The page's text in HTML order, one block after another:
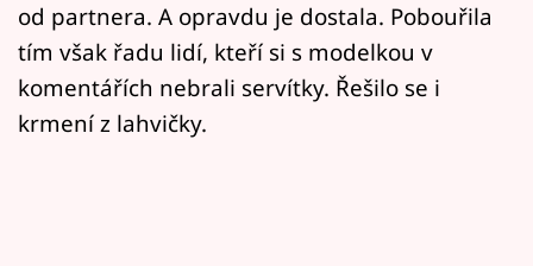
od partnera. A opravdu je dostala. Pobouřila
tím však řadu lidí, kteří si s modelkou v
komentářích nebrali servítky. Řešilo se i
krmení z lahvičky.